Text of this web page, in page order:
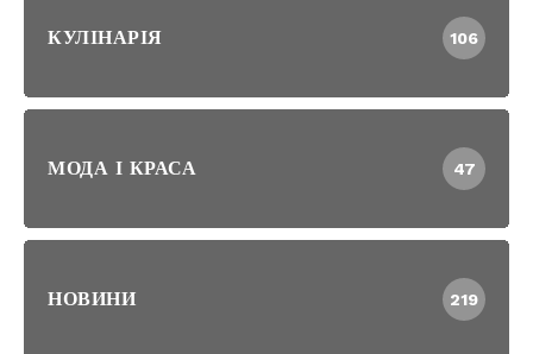
КУЛІНАРІЯ 106
МОДА І КРАСА 47
НОВИНИ 219